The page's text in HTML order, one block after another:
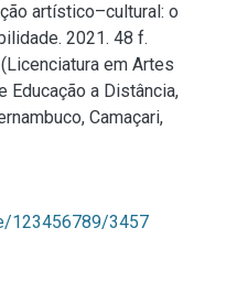
artístico–cultural: o
2021. 48 f.
em Artes
Educação a Distância,
Camaçari,
123456789/3457